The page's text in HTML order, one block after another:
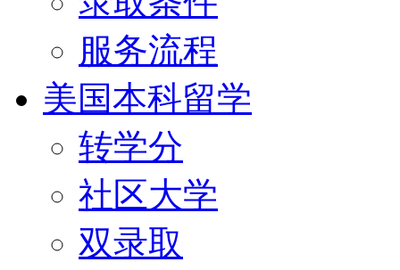
服务流程
美国本科留学
转学分
社区大学
双录取